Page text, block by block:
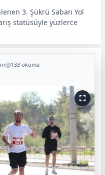
3. Şükrü Saban Yol
statüsüyle yüzlerce
133 okuma